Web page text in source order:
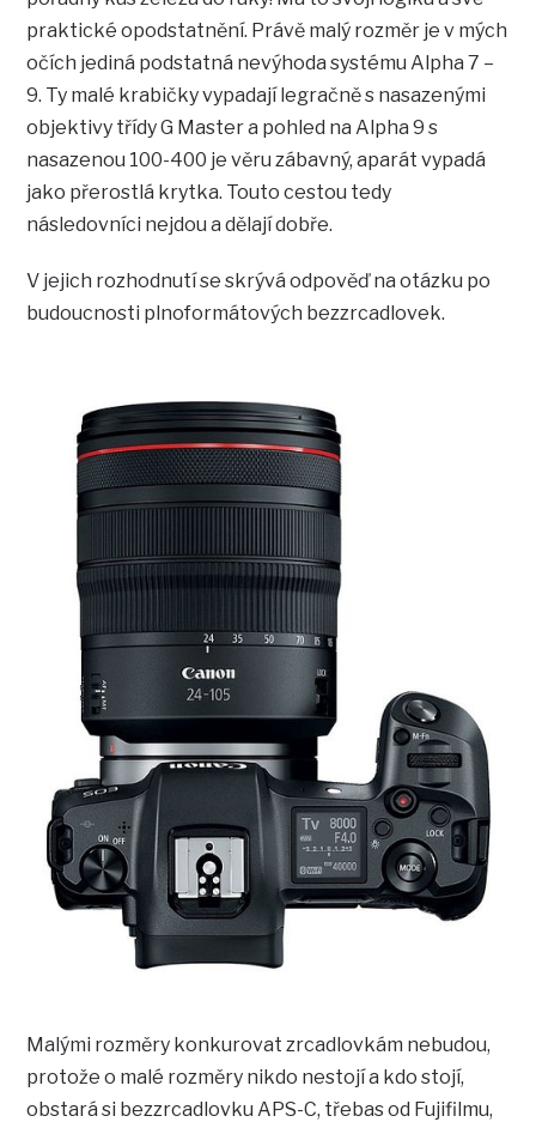
praktické opodstatnění. Právě malý rozměr je v mých
očích jediná podstatná nevýhoda systému Alpha 7 –
9. Ty malé krabičky vypadají legračně s nasazenými
objektivy třídy G Master a pohled na Alpha 9 s
nasazenou 100-400 je věru zábavný, aparát vypadá
jako přerostlá krytka. Touto cestou tedy
následovníci nejdou a dělají dobře.
V jejich rozhodnutí se skrývá odpověď na otázku po
budoucnosti plnoformátových bezzrcadlovek.
Malými rozměry konkurovat zrcadlovkám nebudou,
protože o malé rozměry nikdo nestojí a kdo stojí,
obstará si bezzrcadlovku APS-C, třebas od Fujifilmu,